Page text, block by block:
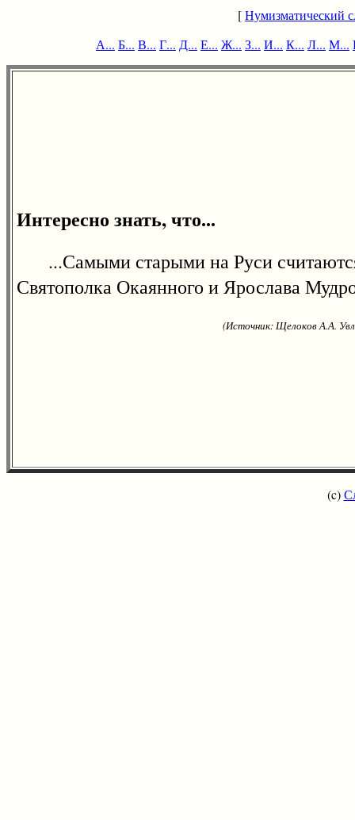
[Нумизматический
А... Б... В... Г... Д... Е... Ж... З... И... К... Л... М...
Интересно знать, что...
...Самыми старыми на Руси
Святополка Окаянного и Ярослава
(Источник: Щелоков А.А.
(c)